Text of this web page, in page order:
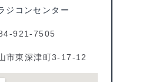
ジコンセンター
921-7505
市東深津町3-17-12